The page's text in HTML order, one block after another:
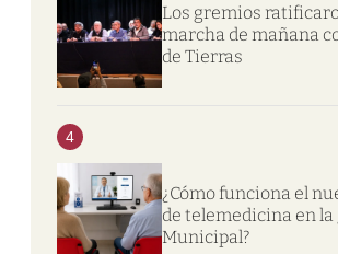
Los gremios
marcha de mañana
de Tierras
4
¿Cómo funciona el
de telemedicina en
Municipal?